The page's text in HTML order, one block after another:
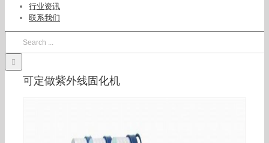
行业资讯
联系我们
可定做紫外线固化机